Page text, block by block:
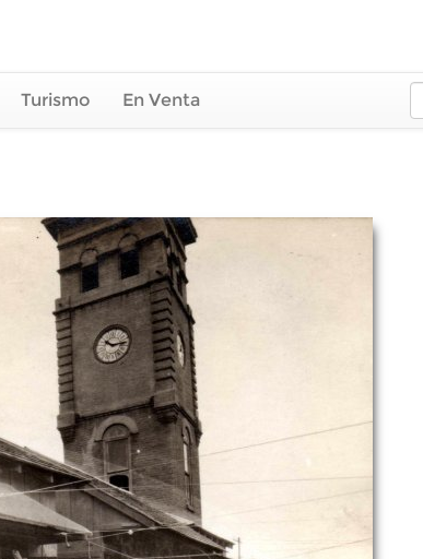
Turismo En Venta